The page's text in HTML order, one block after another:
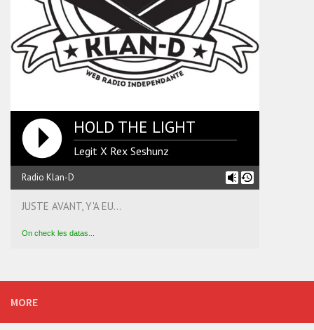
HOLD THE LIGHT
Legit X Rex Seshunz
Radio Klan-D
JUSTE AVANT, Y'A EU...
On check les datas...
MORE